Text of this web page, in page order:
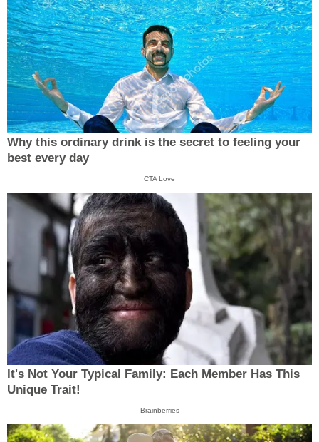
Why this ordinary drink is the secret to feeling your
best every day
CTA Love
It's Not Your Typical Family: Each Member Has This
Unique Trait!
Brainberries